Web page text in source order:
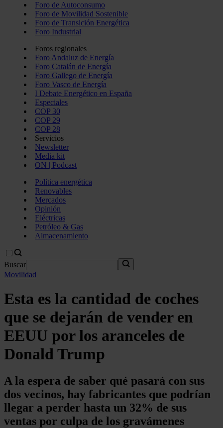
Foro de Autoconsumo
Foro de Movilidad Sostenible
Foro de Transición Energética
Foro Industrial
Foros regionales
Foro Andaluz de Energía
Foro Catalán de Energía
Foro Gallego de Energía
Foro Vasco de Energía
I Debate Energético en España
Especiales
COP 30
COP 29
COP 28
Servicios
Newsletter
Media kit
ON | Podcast
Política energética
Renovables
Mercados
Opinión
Eléctricas
Petróleo & Gas
Almacenamiento
Buscar
Movilidad
Esta es la cantidad de coches
que se dejarán de vender en
EEUU por los aranceles de
Donald Trump
A la espera de saber qué pasará con sus
dos vecinos, hay fabricantes que podrían
llegar a perder hasta un 32% de sus
ventas por culpa de los gravámenes